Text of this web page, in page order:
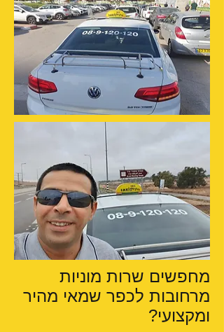
מחפשים שרות מוניות
מרחובות לכפר שמאי מהיר
ומקצועי?